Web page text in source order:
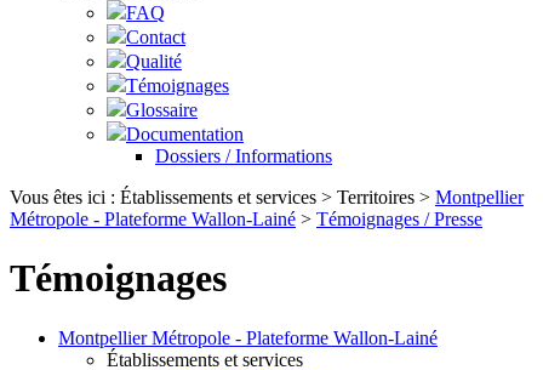
FAQ
Contact
Qualité
Témoignages
Glossaire
Documentation
Dossiers / Informations
Vous êtes ici : Établissements et services > Territoires > Montpellier
Métropole - Plateforme Wallon-Lainé > Témoignages / Presse
Témoignages
Montpellier Métropole - Plateforme Wallon-Lainé
Établissements et services